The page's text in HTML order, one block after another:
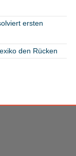
ersten
den Rücken